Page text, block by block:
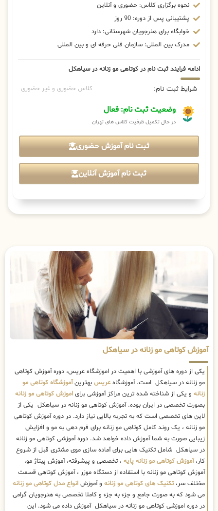
نحوه برگزاری کلاس: حضوری و آنلاین
پشتیبانی پس از دوره: 90 روز
خوابگاه برای هنرجویان شهرستانی: دارد
مدرک بین المللی: سازمان فنی حرفه ای و بین المللی
ادامه فرایند ثبت نام در کوتاهی مو زنانه در سیاهکل
شرایط ثبت نام: کلاس حضوری و غیر حضوری
وضعیت ثبت نام: فعال
در حال تکمیل ظرفیت کلاس های تهران
ثبت نام آموزش حضوری
ثبت نام آموزش آنلاین
آموزش کوتاهی مو زنانه در سیاهکل
یکی از دوره های آموزشی با اهمیت در اموزشگاه عریس، دوره آموزش کوتاهی
مو زنانه در سیاهکل است. آموزشگاه عریس بهترینآموزشگاه کوتاهی مو
زنانه و یکی از شناخته شده ترین مراکز آموزشی برای اموزش کوتاهی مو زنانه
بصورت تخصصی در ایران بوده. آموزش کوتاهی مو زنانه در سیاهکل یکی از
لاین های تخصصی است که به تجربه بالایی نیاز دارد. در دوره آموزش کوتاهی
مو زنانه ، یک روند کامل کوتاهی مو زنانه برای فرم دهی به مو و افزایش
زیبایی صورت به شما آموزش داده خواهد شد. دوره آموزشی کوتاهی مو زنانه
در سیاهکل شامل تکنیک هایی برای آماده سازی موی مشتری قبل از شروع
کار،آموزش کوتاهی مو زنانه پایه ، تخصصی و پیشرفته، آموزش پیتاژ مو،
آموزش کوتاهی مو زنانه با استفاده از دستگاه موزر ، آموزش کوتاهی قسمت
مختلف سر،تکنیک های کوتاهی مو زنانه و آموزش انواع مدل کوتاهی مو زنانه
می شود که به صورت جامع و جزء به جزء و کاملا تخصصی به هنرجویان گرامی
در دوره اموزشی کوتاهی مو زنانه در سیاهکل آموزش داده می شود. این